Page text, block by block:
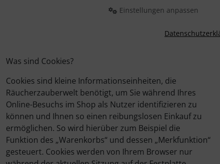
Was sind Cookies?
Cookies sind kleine Informationseinheiten, die
Räucherzauberwelt benötigt, um Sie während Ihres
Online-Besuchs im Shop als Nutzer identifizieren zu
können und Ihnen so einen reibungslosen Einkauf zu
ermöglichen. So wird hierüber zum Beispiel die
Funktion des „Warenkorbs“ und dessen „Merkfunktion“
gesteuert. Cookies werden von Ihrem Browser nur